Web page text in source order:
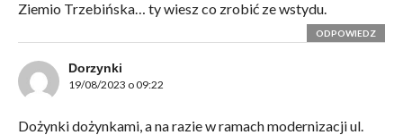
Ziemio Trzebińska… ty wiesz co zrobić ze wstydu.
ODPOWIEDZ
Dorzynki
19/08/2023 o 09:22
Dożynki dożynkami, a na razie w ramach modernizacji ul.